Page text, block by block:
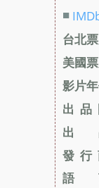
■
台北
美國
影片年
出 品
出
發 行
語